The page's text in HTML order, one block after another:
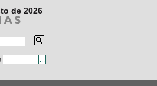
de 2026